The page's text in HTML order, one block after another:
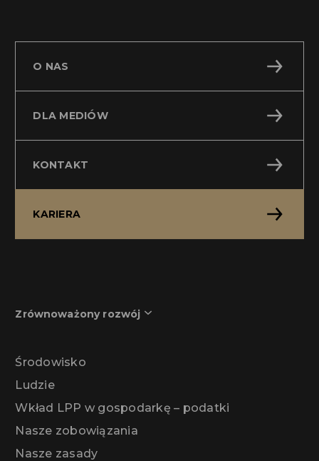
O NAS
DLA MEDIÓW
KONTAKT
KARIERA
Zrównoważony rozwój
Środowisko
Ludzie
Wkład LPP w gospodarkę – podatki
Nasze zobowiązania
Nasze zasady